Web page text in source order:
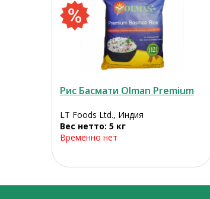
Рис Басмати Olman Premium
LT Foods Ltd., Индия
Вес нетто: 5 кг
Временно нет